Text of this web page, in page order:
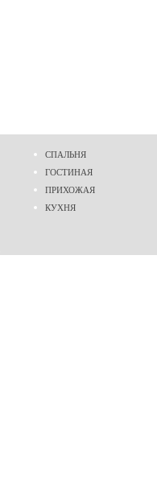
СПАЛЬНЯ
ГОСТИНАЯ
ПРИХОЖАЯ
КУХНЯ